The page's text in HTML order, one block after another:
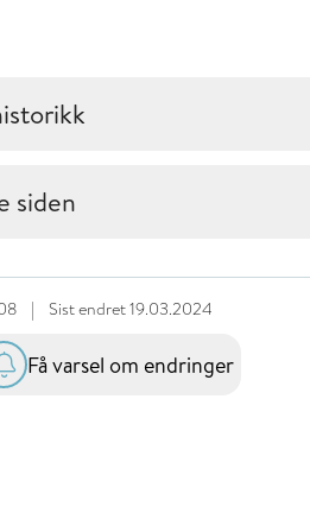
siden
| Sist endret19.03.2024
Få varsel om endringer